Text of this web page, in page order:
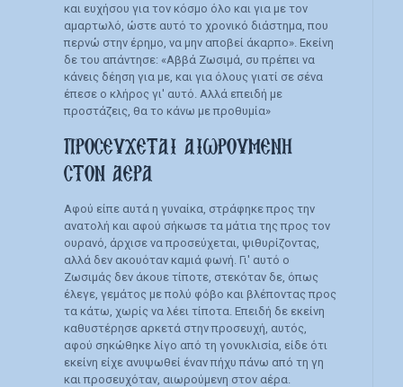
και ευχήσου για τον κόσμο όλο και για με τον
αμαρτωλό, ώστε αυτό το χρονικό διάστημα, που
περνώ στην έρημο, να μην αποβεί άκαρπο». Εκείνη
δε του απάντησε: «Αββά Ζωσιμά, συ πρέπει να
κάνεις δέηση για με, και για όλους γιατί σε σένα
έπεσε ο κλήρος γι' αυτό. Αλλά επειδή με
προστάζεις, θα το κάνω με προθυμία»
ΠΡΟΣΕΥΧΕΤΑΙ ΑΙΩΡΟΥΜΕΝΗ
ΣΤΟΝ ΑΕΡΑ
Αφού είπε αυτά η γυναίκα, στράφηκε προς την
ανατολή και αφού σήκωσε τα μάτια της προς τον
ουρανό, άρχισε να προσεύχεται, ψιθυρίζοντας,
αλλά δεν ακουόταν καμιά φωνή. Γι' αυτό ο
Ζωσιμάς δεν άκουε τίποτε, στεκόταν δε, όπως
έλεγε, γεμάτος με πολύ φόβο και βλέποντας προς
τα κάτω, χωρίς να λέει τίποτα. Επειδή δε εκείνη
καθυστέρησε αρκετά στην προσευχή, αυτός,
αφού σηκώθηκε λίγο από τη γονυκλισία, είδε ότι
εκείνη είχε ανυψωθεί έναν πήχυ πάνω από τη γη
και προσευχόταν, αιωρούμενη στον αέρα.